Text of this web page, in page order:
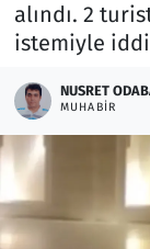
alındı. 2
istemiyle
NUSRET
MUHABIR
Otomobil
Oyun
Ramazan